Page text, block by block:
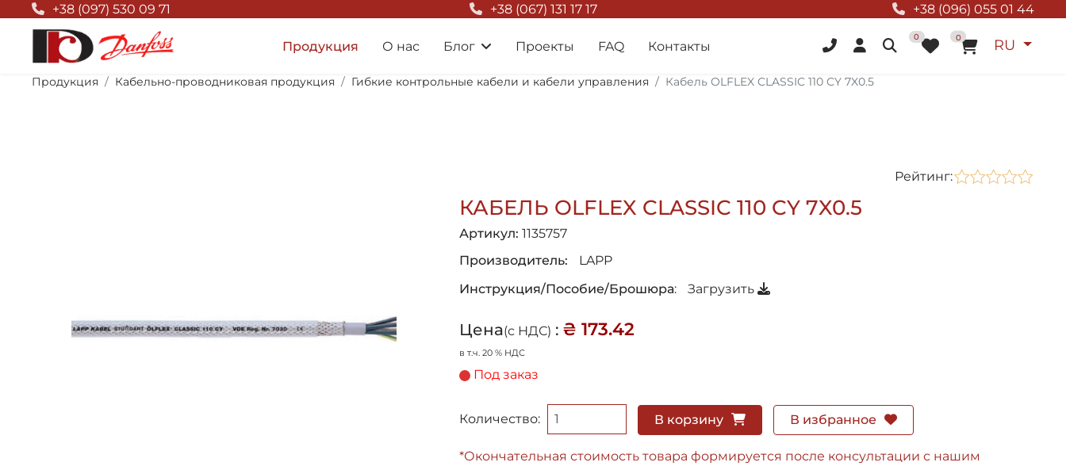
Null Top+38 (097) 530 09 71 +38 (067) 131 17 17 +38 (096) 055 01 44
Продукция О нас Блог Проекты FAQ Контакты
Выберите
RU
0В корзину
0
Продукция Кабельно-проводниковая продукция Гибкие контрольные кабели и кабели управления Кабель OLFLEX CLASSIC 110 CY 7X0.5
Рейтинг:
КАБЕЛЬ OLFLEX CLASSIC 110 CY 7X0.5
Артикул:1135757
Производитель:
LAPP
Инструкция/Пособие/Брошюра: Загрузить
Цена(с НДС) : ₴ 173.42
в т.ч. 20 % НДС
Под заказ
Количество: В корзину В избранное
*Окончательная стоимость товара формируется после консультации с нашим